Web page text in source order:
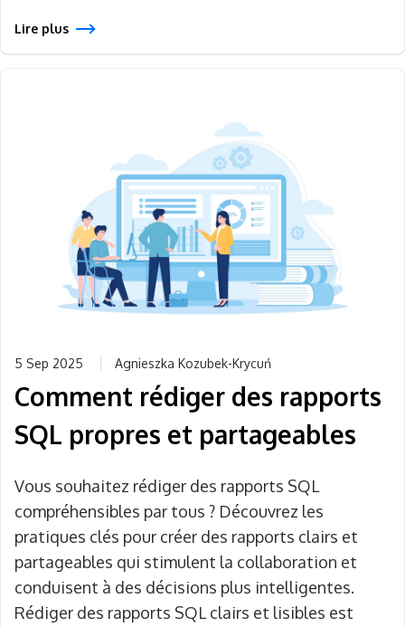
Lire plus
5 Sep 2025 Agnieszka Kozubek-Krycuń
Comment rédiger des rapports
SQL propres et partageables
Vous souhaitez rédiger des rapports SQL
compréhensibles par tous ? Découvrez les
pratiques clés pour créer des rapports clairs et
partageables qui stimulent la collaboration et
conduisent à des décisions plus intelligentes.
Rédiger des rapports SQL clairs et lisibles est